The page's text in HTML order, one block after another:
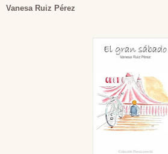
Vanesa Ruiz Pérez